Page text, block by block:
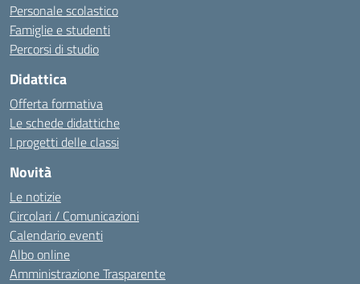
Personale scolastico
Famiglie e studenti
Percorsi di studio
Didattica
Offerta formativa
Le schede didattiche
I progetti delle classi
Novità
Le notizie
Circolari / Comunicazioni
Calendario eventi
Albo online
Amministrazione Trasparente